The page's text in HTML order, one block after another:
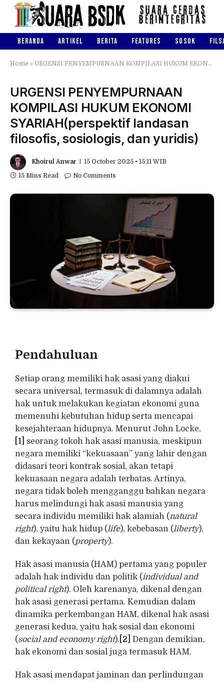
BERANDA ARTIKEL BERITA FEATURES SOSOK
Home » URGENSI PENYEMPURNAAN KOMPILASI HUKUM EKONOMI SYARIAH(perspektif landasan filosofis, sosiologis, dan yuridis)
URGENSI PENYEMPURNAAN
KOMPILASI HUKUM EKONOMI
SYARIAH(perspektif landasan
filosofis, sosiologis, dan yuridis)
Khoirul Anwar
15 October 2025 • 15:11 WIB
15 Mins Read
No Comments
Pendahuluan
Setiap orang memiliki hak asasi yang diakui
secara universal, termasuk di dalamnya adalah
hak untuk melakukan kegiatan ekonomi guna
memenuhi kebutuhan hidup serta mencapai
kesejahteraan hidupnya. Menurut John Locke,
[1]
seorang tokoh hak asasi manusia, meskipun
negara memiliki “kekuasaan” yang lahir dengan
didasari teori kontrak sosial, akan tetapi
kekuasaan negara adalah terbatas. Artinya,
negara tidak boleh mengganggu bahkan negara
harus melindungi hak asasi manusia yang
secara individu memiliki hak alamiah (natural
right), yaitu hak hidup (life), kebebasan (liberty),
dan kekayaan (property).
Hak asasi manusia (HAM) pertama yang populer
adalah hak individu dan politik (individual and
political right). Oleh karenanya, dikenal dengan
hak asasi generasi pertama. Kemudian dalam
dinamika perkembangan HAM, dikenal hak asasi
generasi kedua, yaitu hak sosial dan ekonomi
(social and economy right). [2]
Dengan demikian,
hak ekonomi dan sosial juga termasuk HAM.
Hak asasi mendapat jaminan dan perlindungan